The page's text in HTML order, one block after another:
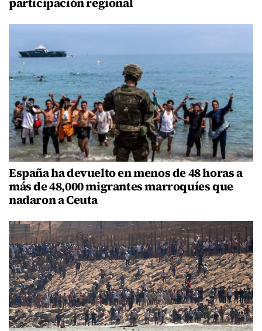
España ha devuelto en menos de 48 horas a
más de 48,000 migrantes marroquíes que
nadaron a Ceuta